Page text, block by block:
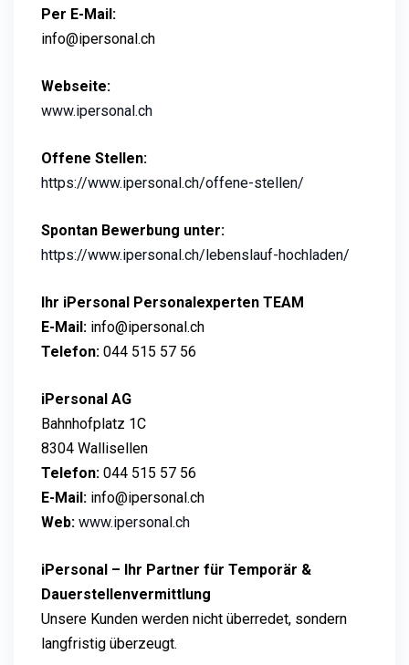
Per E-Mail:
info@ipersonal.ch
Webseite:
www.ipersonal.ch
Offene Stellen:
https://www.ipersonal.ch/offene-stellen/
Spontan Bewerbung unter:
https://www.ipersonal.ch/lebenslauf-hochladen/
Ihr iPersonal Personalexperten TEAM
E-Mail: info@ipersonal.ch
Telefon: 044 515 57 56
iPersonal AG
Bahnhofplatz 1C
8304 Wallisellen
Telefon: 044 515 57 56
E-Mail: info@ipersonal.ch
Web: www.ipersonal.ch
iPersonal – Ihr Partner für Temporär &
Dauerstellenvermittlung
Unsere Kunden werden nicht überredet, sondern
langfristig überzeugt.